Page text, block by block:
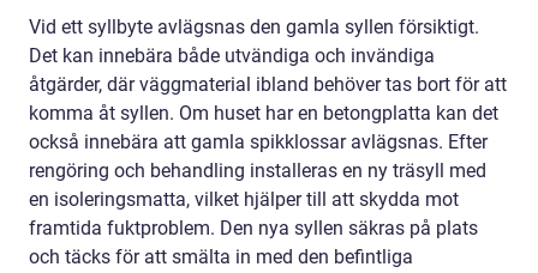
Vid ett syllbyte avlägsnas den gamla syllen försiktigt.
Det kan innebära både utvändiga och invändiga
åtgärder, där väggmaterial ibland behöver tas bort för att
komma åt syllen. Om huset har en betongplatta kan det
också innebära att gamla spikklossar avlägsnas. Efter
rengöring och behandling installeras en ny träsyll med
en isoleringsmatta, vilket hjälper till att skydda mot
framtida fuktproblem. Den nya syllen säkras på plats
och täcks för att smälta in med den befintliga